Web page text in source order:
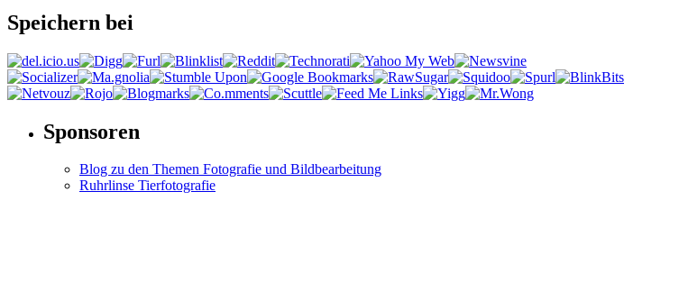
Speichern bei
Sponsoren
Blog zu den Themen Fotografie und Bildbearbeitung
Ruhrlinse Tierfotografie